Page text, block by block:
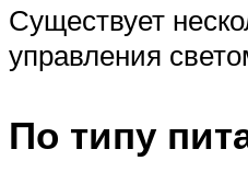
Существует
управления
По типу